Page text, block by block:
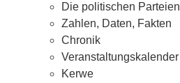
Die politischen Parteien
Zahlen, Daten, Fakten
Chronik
Veranstaltungskalender
Kerwe